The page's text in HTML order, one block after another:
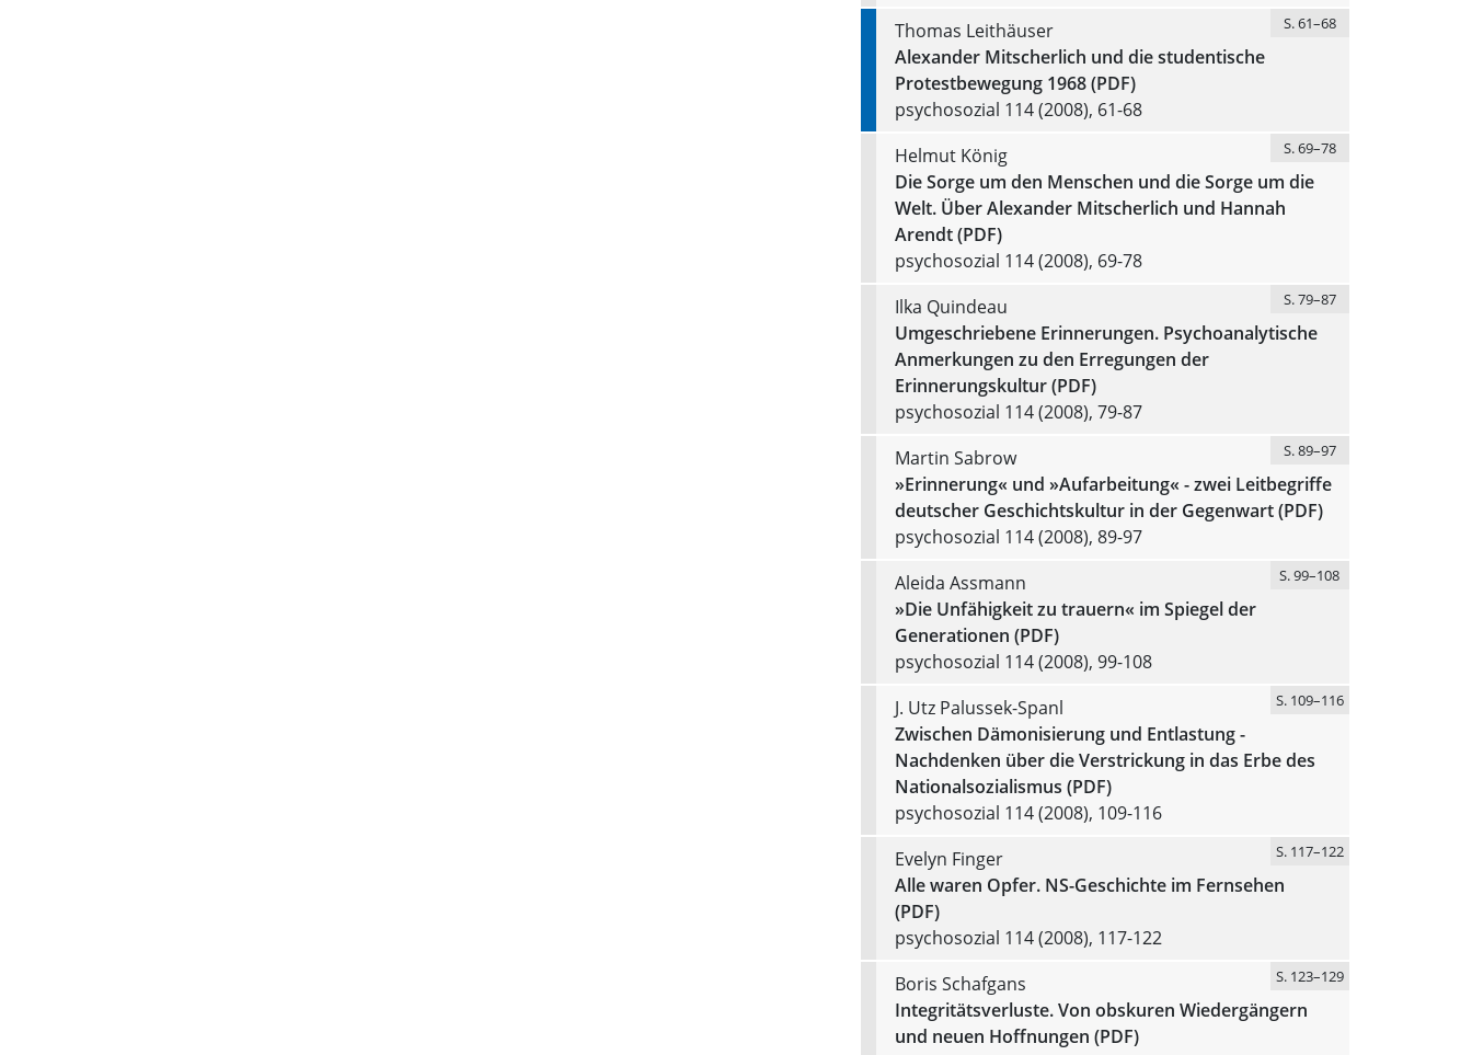
Thomas Leithäuser
S. 61–68
Alexander Mitscherlich und die studentische
Protestbewegung 1968 (PDF)
psychosozial 114 (2008), 61-68
Helmut König
S. 69–78
Die Sorge um den Menschen und die Sorge um die
Welt. Über Alexander Mitscherlich und Hannah
Arendt (PDF)
psychosozial 114 (2008), 69-78
Ilka Quindeau
S. 79–87
Umgeschriebene Erinnerungen. Psychoanalytische
Anmerkungen zu den Erregungen der
Erinnerungskultur (PDF)
psychosozial 114 (2008), 79-87
Martin Sabrow
S. 89–97
»Erinnerung« und »Aufarbeitung« - zwei Leitbegriffe
deutscher Geschichtskultur in der Gegenwart (PDF)
psychosozial 114 (2008), 89-97
Aleida Assmann
S. 99–108
»Die Unfähigkeit zu trauern« im Spiegel der
Generationen (PDF)
psychosozial 114 (2008), 99-108
J. Utz Palussek-Spanl
S. 109–116
Zwischen Dämonisierung und Entlastung -
Nachdenken über die Verstrickung in das Erbe des
Nationalsozialismus (PDF)
psychosozial 114 (2008), 109-116
Evelyn Finger
S. 117–122
Alle waren Opfer. NS-Geschichte im Fernsehen
(PDF)
psychosozial 114 (2008), 117-122
Boris Schafgans
S. 123–129
Integritätsverluste. Von obskuren Wiedergängern
und neuen Hoffnungen (PDF)